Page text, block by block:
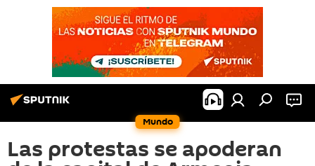
Mundo
Las protestas se apoderan